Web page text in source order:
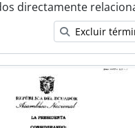
directamente
Excluir